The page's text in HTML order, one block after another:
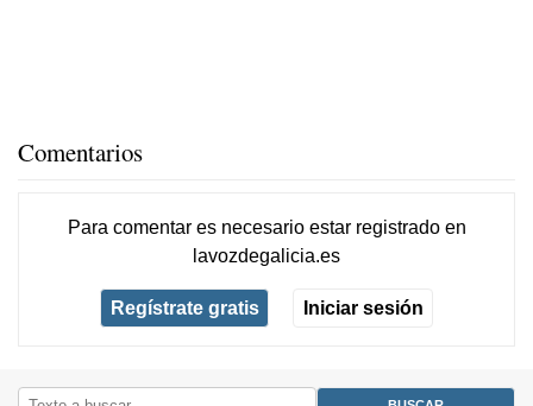
Comentarios
Para comentar es necesario estar registradoen
lavozdegalicia.es
Regístrate gratis Iniciar sesión